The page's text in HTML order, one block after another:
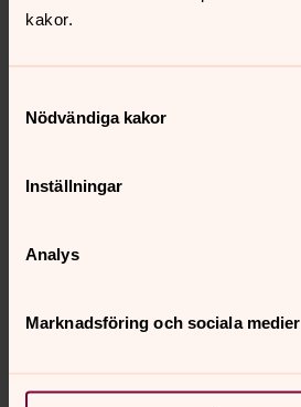
kakor.
Nödvändiga kakor
Inställningar
Analys
Marknadsföring och sociala medier